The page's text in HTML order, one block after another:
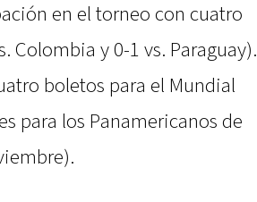
en el torneo con cuatro
Colombia y 0-1 vs. Paraguay).
boletos para el Mundial
para los Panamericanos de